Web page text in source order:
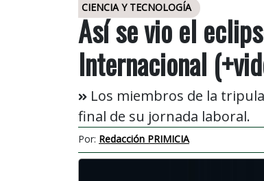
CIENCIA Y TECNOLOGÍA
Así se vio el
Internacional
Los miembros de la
final de su jornada laboral.
Por: Redacción PRIMICIA